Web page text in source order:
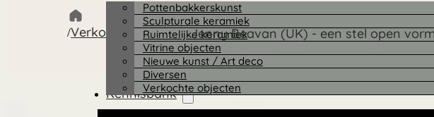
Pottenbakkerskunst
Sculpturale keramiek
Ruimtelijke keramiek
Vitrine objecten
Nieuwe kunst / Art deco
Diversen
Verkochte objecten
Kennisbank
/Verkochte objecten/Jenny Beavan (UK) - een stel open